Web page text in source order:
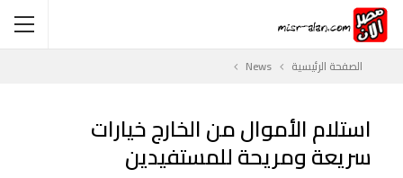
الصفحة الرئيسية News
استلام الأموال من الخارج خيارات
سريعة ومريحة للمستفيدين